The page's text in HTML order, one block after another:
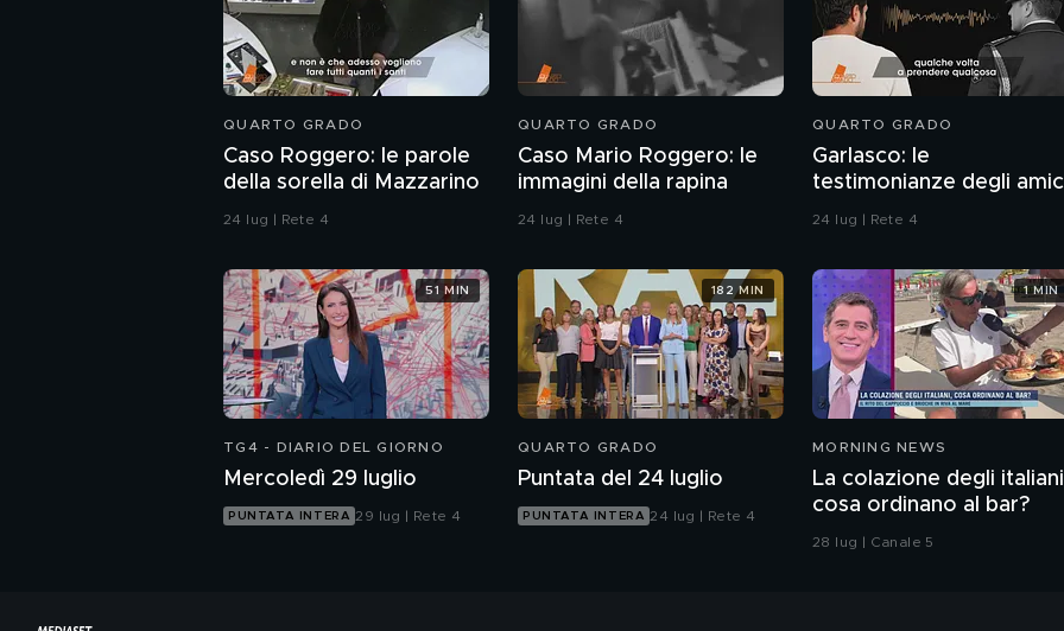
QUARTO GRADO
Caso Roggero: le parole
della sorella di Mazzarino
24 lug | Rete 4
QUARTO GRADO
Caso Mario Roggero: le
immagini della rapina
24 lug | Rete 4
QUARTO GRADO
Garlasco: le
testimonianze degli
di Marco Poggi
24 lug | Rete 4
TG4 - DIARIO DEL GIORNO
Mercoledì 29 luglio
PUNTATA INTERA 29 lug | Rete 4
51 MIN
QUARTO GRADO
Puntata del 24 luglio
PUNTATA INTERA 24 lug | Rete 4
182 MIN
MORNING NEWS
La colazione degli
cosa ordinano al bar?
28 lug | Canale 5
1 MIN